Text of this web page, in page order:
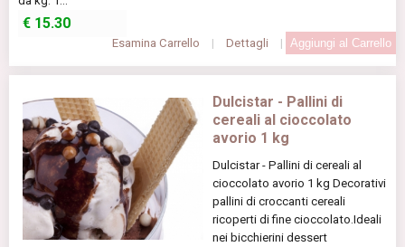
€ 15.30
Esamina Carrello | Dettagli |
Dulcistar - Pallini di
cereali al cioccolato
avorio 1 kg
Dulcistar - Pallini di cereali al
cioccolato avorio 1 kg Decorativi
pallini di croccanti cereali
ricoperti di fine cioccolato.Ideali
nei bicchierini dessert